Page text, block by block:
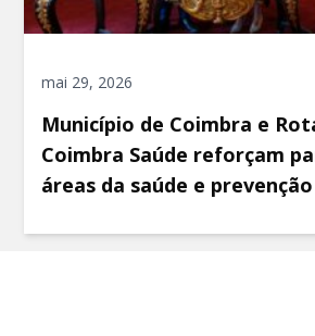
mai 29, 2026
Município de Coimbra e
Coimbra Saúde reforçam
áreas da saúde e prevenção